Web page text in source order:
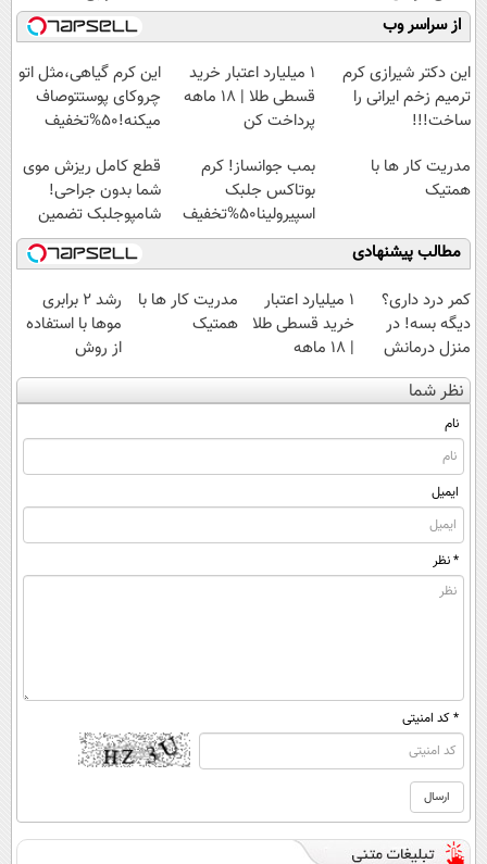
کنید!
◗پرسش‌نامه◖
پرداخت کن
میلیاردر شد.
آموزش رایگان
از سراسر وب
این دکتر شیرازی کرم
ترمیم زخم ایرانی را
ساخت!!!
۱ میلیارد اعتبار خرید
قسطی طلا | ۱۸ ماهه
پرداخت کن
این کرم گیاهی،مثل اتو
چروکای پوستتوصاف
میکنه!50%تخفیف
مدریت کار ها با
همتیک
بمب جوانساز! کرم
بوتاکس جلبک
اسپیرولینا50%تخفیف
قطع کامل ریزش موی
شما بدون جراحی!
شامپوجلبک تضمین
کیفیت
مطالب پیشنهادی
کمر درد داری؟
دیگه بسه! در
منزل درمانش
کن
(◀پرسش‌نامه)
۱ میلیارد اعتبار
خرید قسطی طلا
| ۱۸ ماهه
پرداخت کن
مدریت کار ها با
همتیک
رشد 2 برابری
موها با استفاده
از روش
گیاهی45%تخفیف
فقط امروز
نظر شما
نام
ایمیل
* نظر
* کد امنیتی